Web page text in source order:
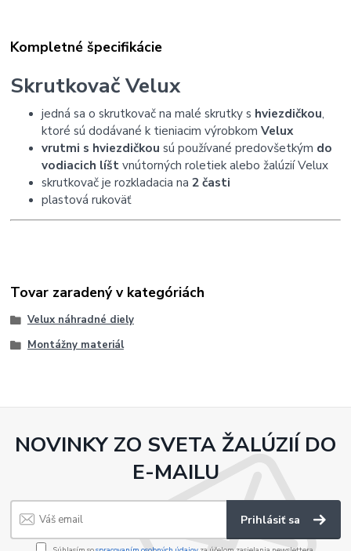
Kompletné špecifikácie
Skrutkovač Velux
jedná sa o skrutkovač na malé skrutky s hviezdičkou,
ktoré sú dodávané k tieniacim výrobkomVelux
vrutmi s hviezdičkou sú používané predovšetkým do
vodiacich líštvnútorných roletiek alebo žalúzií Velux
skrutkovač je rozkladacia na2 časti
plastová rukoväť
Tovar zaradený v kategóriách
Velux náhradné diely
Montážny materiál
NOVINKY ZO SVETA ŽALÚZIÍ DO
E-MAILU
Prihlásiť sa